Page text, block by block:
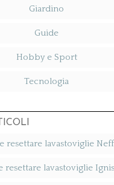
Giardino
Guide
Hobby e Sport
Tecnologia
resettare lavastoviglie Neff​
resettare lavastoviglie Ignis​